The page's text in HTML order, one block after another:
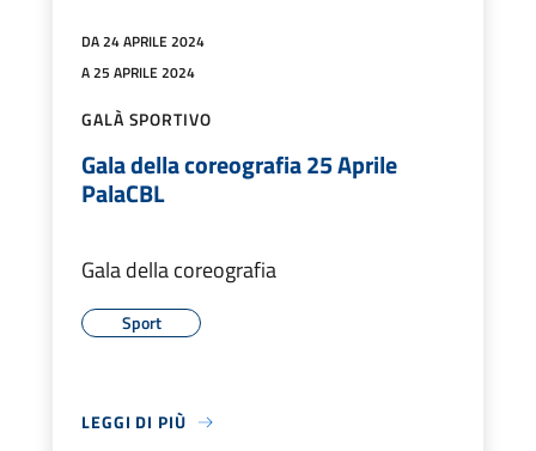
DA 24 APRILE 2024
A 25 APRILE 2024
GALÀ SPORTIVO
Gala della coreografia 25 Aprile
PalaCBL
Gala della coreografia
Sport
LEGGI DI PIÙ